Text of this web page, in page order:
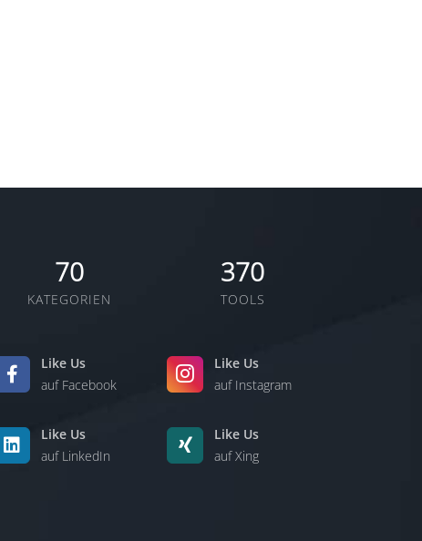
70
KATEGORIEN
370
TOOLS
Like Us
auf Facebook
Like Us
auf Instagram
Like Us
auf LinkedIn
Like Us
auf Xing